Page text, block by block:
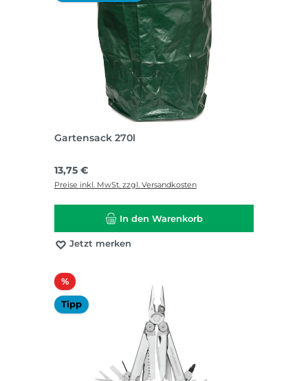
Gartensack 270l
Regulärer Preis:
13,75 €
Preise inkl. MwSt. zzgl. Versandkosten
In den Warenkorb
Jetzt merken
%Rabatt
Tipp